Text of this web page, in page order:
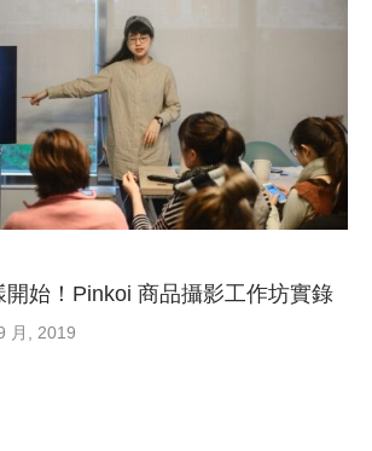
始！Pinkoi 商品攝影工作坊實錄
月, 2019